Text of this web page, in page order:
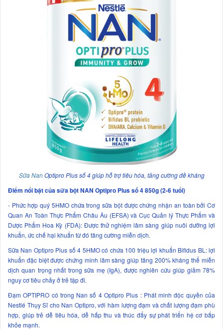
Sữa NanOptipro Plus số 4giúp hỗ trợ tiêu hóa, tăng cường đề kháng
Điểm nổi bật của sữa bột NAN Optipro Plus số 4 850g (2-6 tuổi)
- Phức hợp quý 5HMO chứa trong sữa bột được chứng nhận an toàn bởi Cơ
Quan An Toàn Thực Phẩm Châu Âu (EFSA) và Cục Quản lý Thực Phẩm và
Dược Phẩm Hoa Kỳ (FDA): Được thử nghiệm lâm sàng giúp nuôi dưỡng lợi
khuẩn, ức chế hại khuẩn từ đó tăng cường miễn dịch.
Sữa Nan Optipro Plus số 4 5HMO có chứa 100 triệu lợi khuẩn Bifidus BL: lợi
khuẩn đặc biệt được chứng minh lâm sàng giúp tăng 200% kháng thể miễn
dịch quan trọng nhất trong sữa mẹ (IgA), được nghiên cứu giúp giảm 78%
nguy cơ tiêu chảy ở trẻ tập đi.
Đạm OPTIPRO có trong Nan số 4 Optipro Plus : Phát minh độc quyền của
Nestlé Thụy Sĩ cho Nan Optipro, với hàm lượng đạm và chất lượng đạm phù
hợp, giúp trẻ dễ tiêu hóa, dễ hấp thu và thúc đẩy sự phát triển hệ cơ bắp
khỏe mạnh.